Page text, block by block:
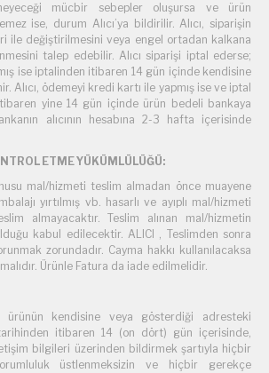
mücbir sebepler oluşursa ve ürün
ise, durum Alıcı’ya bildirilir. Alıcı, siparişin
ile değiştirilmesini veya engel ortadan kalkana
talep edebilir. Alıcı siparişi iptal ederse;
ise iptalinden itibaren 14 gün içinde kendisine
Alıcı, ödemeyi kredi kartı ile yapmış ise ve iptal
yine 14 gün içinde ürün bedeli bankaya
alıcının hesabına 2-3 hafta içerisinde
ETME YÜKÜMLÜLÜĞÜ:
mal/hizmeti teslim almadan önce muayene
yırtılmış vb. hasarlı ve ayıplı mal/hizmeti
almayacaktır. Teslim alınan mal/hizmetin
kabul edilecektir. ALICI , Teslimden sonra
zorundadır. Cayma hakkı kullanılacaksa
Ürünle Fatura da iade edilmelidir.
ürünün kendisine veya gösterdiği adresteki
itibaren 14 (on dört) gün içerisinde,
bilgileri üzerinden bildirmek şartıyla hiçbir
üstlenmeksizin ve hiçbir gerekçe